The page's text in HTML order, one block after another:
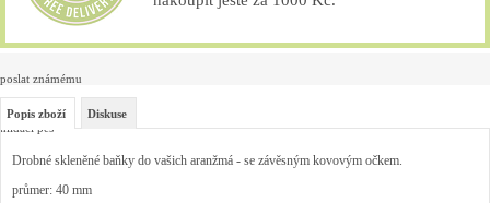
poslat známému
hlídací pes
Popis zboží Diskuse
Drobné skleněné baňky do vašich aranžmá - se závěsným kovovým očkem.
průmer: 40 mm